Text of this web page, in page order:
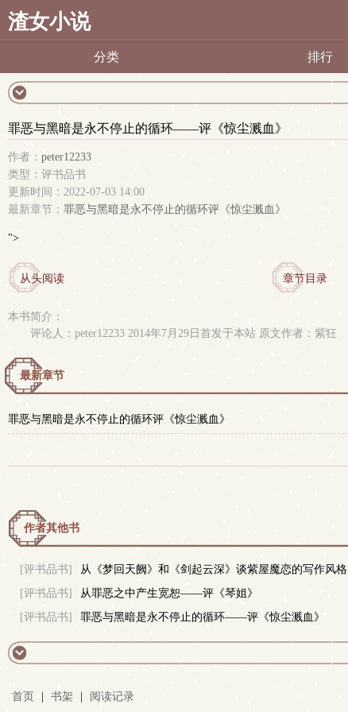
渣女小说
分类 排行
罪恶与黑暗是永不停止的循环——评《惊尘溅血》
作者： peter12233
类型：评书品书
更新时间：2022-07-03 14:00
最新章节： 罪恶与黑暗是永不停止的循环评《惊尘溅血》
">
从头阅读 章节目录
本书简介：
评论人：peter12233 2014年7月29日首发于本站 原文作者：紫狂
最新章节
罪恶与黑暗是永不停止的循环评《惊尘溅血》
作者其他书
[评书品书]
从《梦回天阙》和《剑起云深》谈紫屋魔恋的写作风格
[评书品书]
从罪恶之中产生宽恕——评《琴姐》
[评书品书]
罪恶与黑暗是永不停止的循环——评《惊尘溅血》
首页 书架 阅读记录